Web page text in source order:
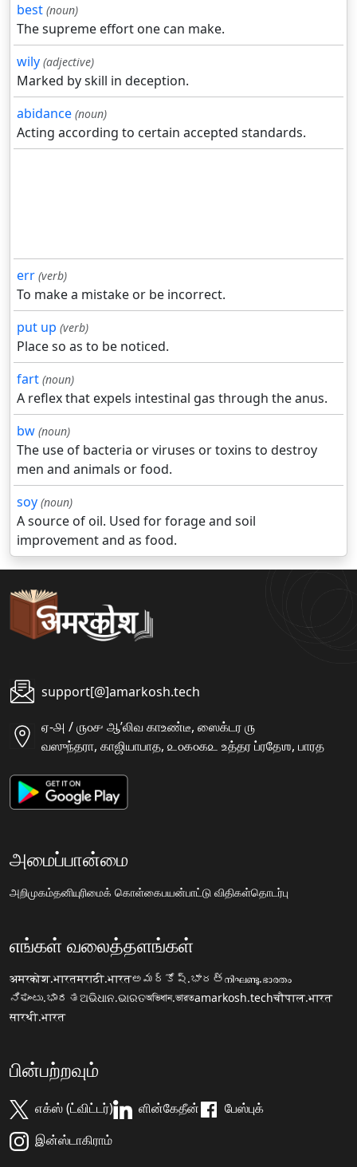
best (noun)
The supreme effort one can make.
wily (adjective)
Marked by skill in deception.
abidance (noun)
Acting according to certain accepted standards.
err (verb)
To make a mistake or be incorrect.
put up (verb)
Place so as to be noticed.
fart (noun)
A reflex that expels intestinal gas through the anus.
bw (noun)
The use of bacteria or viruses or toxins to destroy
men and animals or food.
soy (noun)
A source of oil. Used for forage and soil
improvement and as food.
support[@]amarkosh.tech
ஏ-௮ / ௫௦௪ ஆʼலிவ காஉண்டீ, ஸைக்டர ௫
வஸுந்தரா, காஜியாபாத, ௨௦௧௦௧௨ உத்தர ப்ரதேஶ, பாரத
அமைப்பான்மை
அறிமுகம்தனியுரிமைக் கொள்கைபயன்பாட்டு விதிகள்தொடர்பு
எங்கள் வலைத்தளங்கள்
अमरकोश.भारतमराठी.भारतఅమర్కోష్.భారత్നിഘണ്ടു.ഭാരതം
ನಿಘಂಟು.ಭಾರತଅଭିଧାନ.ଭାରତঅভিধান.ভারতamarkosh.techचौपाल.भारत
सारथी.भारत
பின்பற்றவும்
எக்ஸ் (ட்விட்டர்) ளின்கேதீன்
பேஸ்புக்
இன்ஸ்டாகிராம்